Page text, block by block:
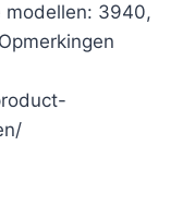
modellen: 3940,